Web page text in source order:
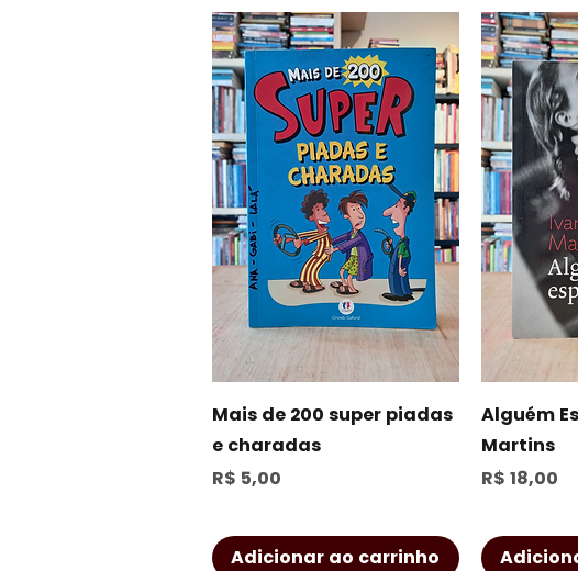
Visualização rápida
Mais de 200 super piadas
e charadas
Preço
R$ 5,00
Adicionar ao carrinho
Alguém
Martins
Preço
R$ 18,00